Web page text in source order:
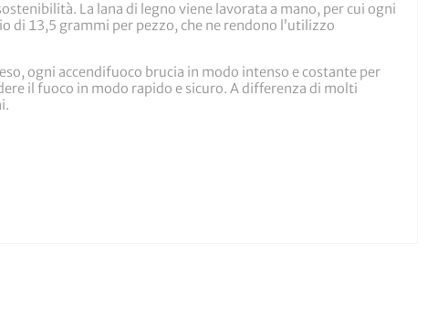
La lana di legno viene lavorata a mano, per cui ogni
di 13,5 grammi per pezzo, che ne rendono l’utilizzo
ogni accendifuoco brucia in modo intenso e costante per
il fuoco in modo rapido e sicuro. A differenza di molti